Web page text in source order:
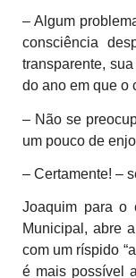
– Algum
consciência
transparente,
do ano em que o
– Não se
um pouco de
– Certamente! –
Joaquim para o
Municipal, abre
com um ríspido
é mais possível